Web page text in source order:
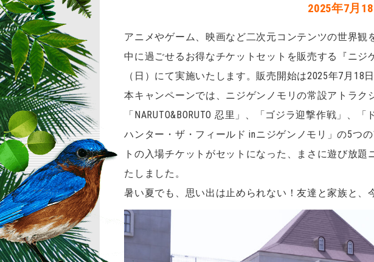
2025年7月
アニメやゲーム、映画など二次元コンテンツの世界
中に過ごせるお得なチケットセットを販売する『ニジ
（日）にて実施いたします。販売開始は2025年7月18
本キャンペーンでは、ニジゲンノモリの常設アトラク
「NARUTO&BORUTO 忍里」、「ゴジラ迎撃作戦」
ハンター・ザ・フィールド inニジゲンノモリ」の5つ
トの入場チケットがセットになった、まさに遊び放
たしました。
暑い夏でも、思い出は止められない！友達と家族と、